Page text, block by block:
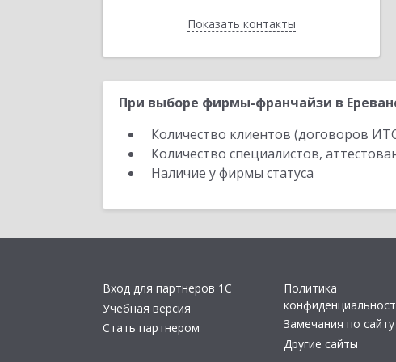
Показать контакты
Назад
При выборе фирмы-франчайзи в
Количество клиентов (договоров
Количество специалистов,
Наличие у фирмы статуса
Вход для партнеров 1С
Учебная версия
Стать партнером
Политика
Замечания по сайту
Другие сайты